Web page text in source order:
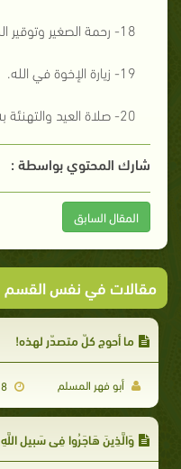
18- رحمة الصغير وتوقير الكبير.
19- زيارة الإخوة في الله.
20- صلاة العيد والتهنئة به.
شارك المحتوي بواسطة :
المقال السابق
مقالات في نفس القسم
ما أحوج كلّ متصدّر لهذه!
أبو فهر المسلم 2015-09-18
وَالَّذِينَ هَاجَرُوا فِي سَبِيلِ اللَّهِ